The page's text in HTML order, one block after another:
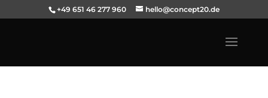
+49 651 46 277 960 hello@concept20.de